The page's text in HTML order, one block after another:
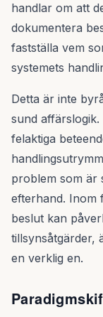
handlar om att
dokumentera
fastställa vem
systemets
Detta är inte
sund affärslogik.
felaktiga
problem som är
efterhand. Inom
beslut kan
tillsynsåtgärder,
en verklig en.